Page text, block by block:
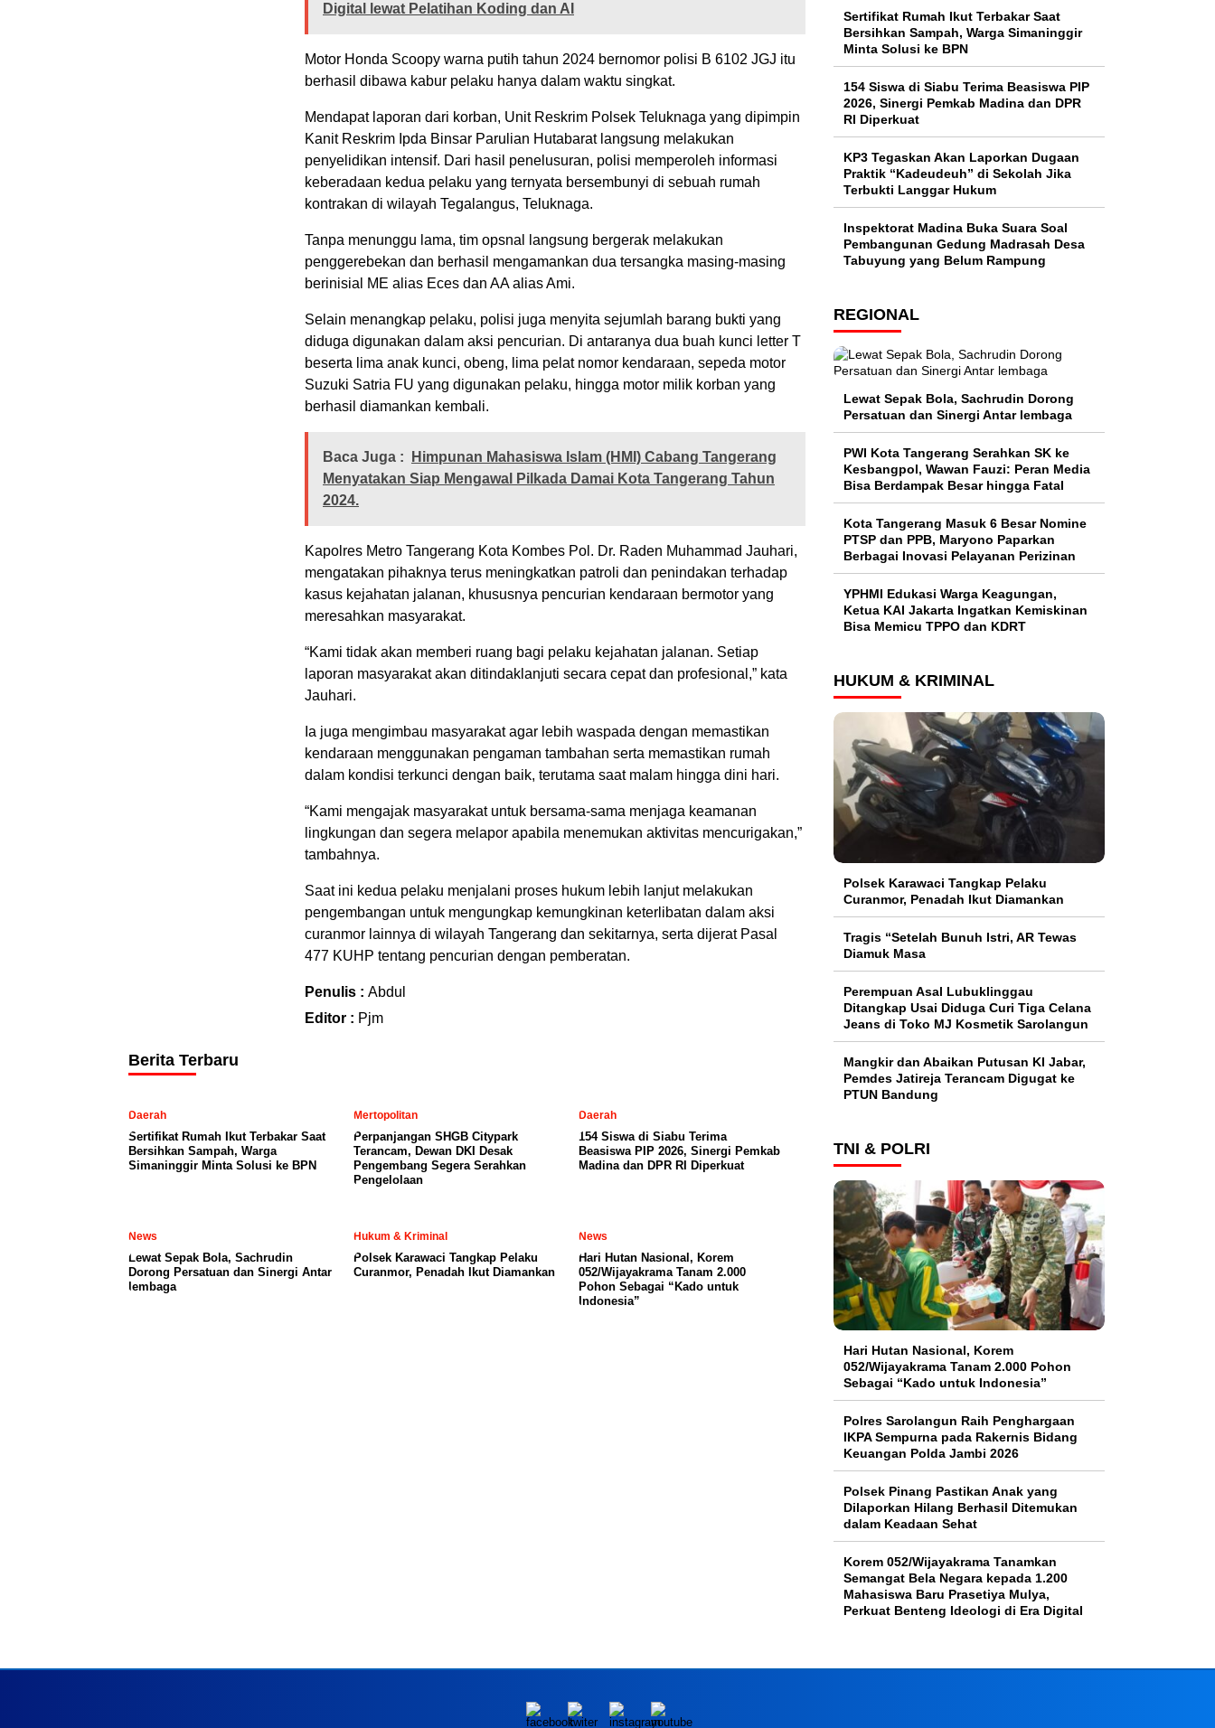
Digital lewat Pelatihan Koding dan AI
Motor Honda Scoopy warna putih tahun 2024 bernomor polisi B 6102 JGJ itu
berhasil dibawa kabur pelaku hanya dalam waktu singkat.
Mendapat laporan dari korban, Unit Reskrim Polsek Teluknaga yang dipimpin
Kanit Reskrim Ipda Binsar Parulian Hutabarat langsung melakukan
penyelidikan intensif. Dari hasil penelusuran, polisi memperoleh informasi
keberadaan kedua pelaku yang ternyata bersembunyi di sebuah rumah
kontrakan di wilayah Tegalangus, Teluknaga.
Tanpa menunggu lama, tim opsnal langsung bergerak melakukan
penggerebekan dan berhasil mengamankan dua tersangka masing-masing
berinisial ME alias Eces dan AA alias Ami.
Selain menangkap pelaku, polisi juga menyita sejumlah barang bukti yang
diduga digunakan dalam aksi pencurian. Di antaranya dua buah kunci letter T
beserta lima anak kunci, obeng, lima pelat nomor kendaraan, sepeda motor
Suzuki Satria FU yang digunakan pelaku, hingga motor milik korban yang
berhasil diamankan kembali.
Baca Juga :
Himpunan Mahasiswa Islam (HMI) Cabang Tangerang
Menyatakan Siap Mengawal Pilkada Damai Kota Tangerang Tahun
2024.
Kapolres Metro Tangerang Kota Kombes Pol. Dr. Raden Muhammad Jauhari,
mengatakan pihaknya terus meningkatkan patroli dan penindakan terhadap
kasus kejahatan jalanan, khususnya pencurian kendaraan bermotor yang
meresahkan masyarakat.
“Kami tidak akan memberi ruang bagi pelaku kejahatan jalanan. Setiap
laporan masyarakat akan ditindaklanjuti secara cepat dan profesional,” kata
Jauhari.
Ia juga mengimbau masyarakat agar lebih waspada dengan memastikan
kendaraan menggunakan pengaman tambahan serta memastikan rumah
dalam kondisi terkunci dengan baik, terutama saat malam hingga dini hari.
“Kami mengajak masyarakat untuk bersama-sama menjaga keamanan
lingkungan dan segera melapor apabila menemukan aktivitas mencurigakan,”
tambahnya.
Saat ini kedua pelaku menjalani proses hukum lebih lanjut melakukan
pengembangan untuk mengungkap kemungkinan keterlibatan dalam aksi
curanmor lainnya di wilayah Tangerang dan sekitarnya, serta dijerat Pasal
477 KUHP tentang pencurian dengan pemberatan.
Penulis : Abdul
Editor : Pjm
Berita Terbaru
Daerah
Sertifikat Rumah Ikut Terbakar Saat
Bersihkan Sampah, Warga
Simaninggir Minta Solusi ke BPN
Mertopolitan
Perpanjangan SHGB Citypark
Terancam, Dewan DKI Desak
Pengembang Segera Serahkan
Pengelolaan
Daerah
154 Siswa di Siabu Terima
Beasiswa PIP 2026, Sinergi Pemkab
Madina dan DPR RI Diperkuat
News
Lewat Sepak Bola, Sachrudin
Dorong Persatuan dan Sinergi Antar
lembaga
Hukum & Kriminal
Polsek Karawaci Tangkap Pelaku
Curanmor, Penadah Ikut Diamankan
News
Hari Hutan Nasional, Korem
052/Wijayakrama Tanam 2.000
Pohon Sebagai “Kado untuk
Indonesia”
Sertifikat Rumah Ikut Terbakar Saat
Bersihkan Sampah, Warga Simaninggir
Minta Solusi ke BPN
154 Siswa di Siabu Terima Beasiswa PIP
2026, Sinergi Pemkab Madina dan DPR
RI Diperkuat
KP3 Tegaskan Akan Laporkan Dugaan
Praktik “Kadeudeuh” di Sekolah Jika
Terbukti Langgar Hukum
Inspektorat Madina Buka Suara Soal
Pembangunan Gedung Madrasah Desa
Tabuyung yang Belum Rampung
REGIONAL
Lewat Sepak Bola, Sachrudin Dorong
Persatuan dan Sinergi Antar lembaga
PWI Kota Tangerang Serahkan SK ke
Kesbangpol, Wawan Fauzi: Peran Media
Bisa Berdampak Besar hingga Fatal
Kota Tangerang Masuk 6 Besar Nomine
PTSP dan PPB, Maryono Paparkan
Berbagai Inovasi Pelayanan Perizinan
YPHMI Edukasi Warga Keagungan,
Ketua KAI Jakarta Ingatkan Kemiskinan
Bisa Memicu TPPO dan KDRT
HUKUM & KRIMINAL
Polsek Karawaci Tangkap Pelaku
Curanmor, Penadah Ikut Diamankan
Tragis “Setelah Bunuh Istri, AR Tewas
Diamuk Masa
Perempuan Asal Lubuklinggau
Ditangkap Usai Diduga Curi Tiga Celana
Jeans di Toko MJ Kosmetik Sarolangun
Mangkir dan Abaikan Putusan KI Jabar,
Pemdes Jatireja Terancam Digugat ke
PTUN Bandung
TNI & POLRI
Hari Hutan Nasional, Korem
052/Wijayakrama Tanam 2.000 Pohon
Sebagai “Kado untuk Indonesia”
Polres Sarolangun Raih Penghargaan
IKPA Sempurna pada Rakernis Bidang
Keuangan Polda Jambi 2026
Polsek Pinang Pastikan Anak yang
Dilaporkan Hilang Berhasil Ditemukan
dalam Keadaan Sehat
Korem 052/Wijayakrama Tanamkan
Semangat Bela Negara kepada 1.200
Mahasiswa Baru Prasetiya Mulya,
Perkuat Benteng Ideologi di Era Digital